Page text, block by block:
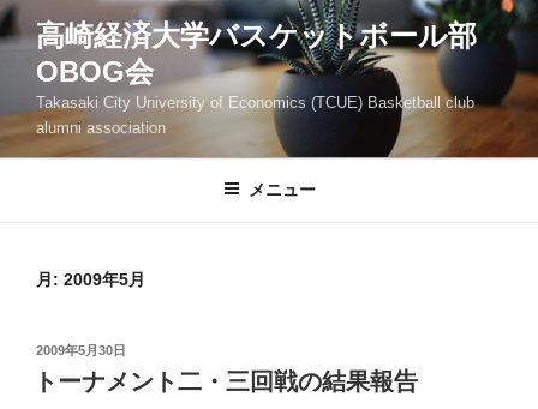
コ
ン
へ
高崎経済大学バスケットボール部
OBOG会
Takasaki City University of Economics (TCUE) Basketball club
alumni association
メニュー
月: 2009年5月
投
稿
日:
2009年5月30日
トーナメント二・三回戦の結果報告